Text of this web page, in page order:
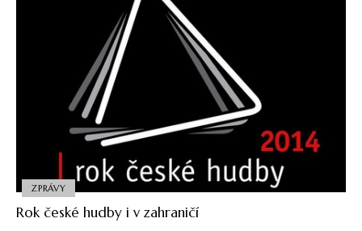
ZPRÁVY
Rok české hudby i v zahraničí